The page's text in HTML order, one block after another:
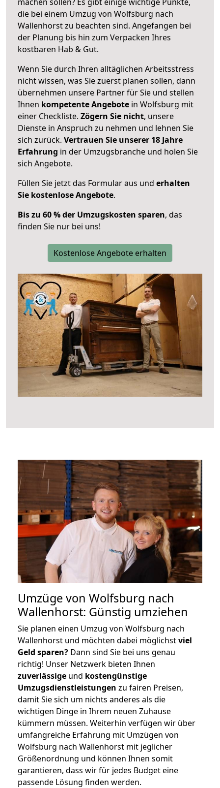
die bei einem Umzug von Wolfsburg nach
Wallenhorst zu beachten sind. Angefangen bei
der Planung bis hin zum Verpacken Ihres
kostbaren Hab & Gut.
Wenn Sie durch Ihren alltäglichen Arbeitsstress
nicht wissen, was Sie zuerst planen sollen, dann
übernehmen unsere Partner für Sie und stellen
Ihnen kompetente Angebote in Wolfsburg mit
einer Checkliste. Zögern Sie nicht, unsere
Dienste in Anspruch zu nehmen und lehnen Sie
sich zurück. Vertrauen Sie unserer 18 Jahre
Erfahrung in der Umzugsbranche und holen Sie
sich Angebote.
Füllen Sie jetzt das Formular aus und erhalten
Sie kostenlose Angebote.
Bis zu 60 % der Umzugskosten sparen, das
finden Sie nur bei uns!
Kostenlose Angebote erhalten
Umzüge von Wolfsburg nach
Wallenhorst: Günstig umziehen
Sie planen einen Umzug von Wolfsburg nach
Wallenhorst und möchten dabei möglichstviel
Geld sparen? Dann sind Sie bei uns genau
richtig! Unser Netzwerk bieten Ihnen
zuverlässige und kostengünstige
Umzugsdienstleistungen zu fairen Preisen,
damit Sie sich um nichts anderes als die
wichtigen Dinge in Ihrem neuen Zuhause
kümmern müssen. Weiterhin verfügen wir über
umfangreiche Erfahrung mit Umzügen von
Wolfsburg nach Wallenhorst mit jeglicher
Größenordnung und können Ihnen somit
garantieren, dass wir für jedes Budget eine
passende Lösung finden werden.